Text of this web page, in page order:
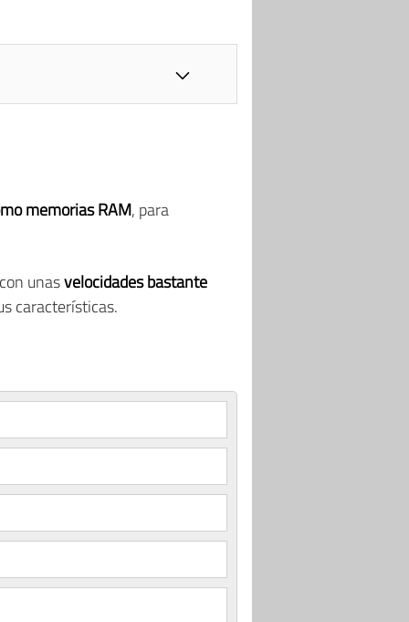
memorias RAM, para
unasvelocidades bastante
características.